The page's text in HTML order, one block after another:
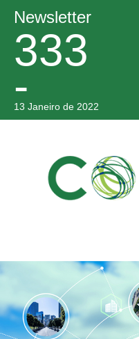
Newsletter
333
-
13 Janeiro de 2022